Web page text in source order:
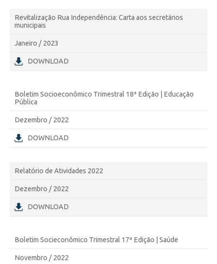
Revitalização Rua Independência: Carta aos secretários
municipais
Janeiro / 2023
DOWNLOAD
Boletim Socioeconômico Trimestral 18ª Edição | Educação
Pública
Dezembro / 2022
DOWNLOAD
Relatório de Atividades 2022
Dezembro / 2022
DOWNLOAD
Boletim Socieconômico Trimestral 17ª Edição | Saúde
Novembro / 2022